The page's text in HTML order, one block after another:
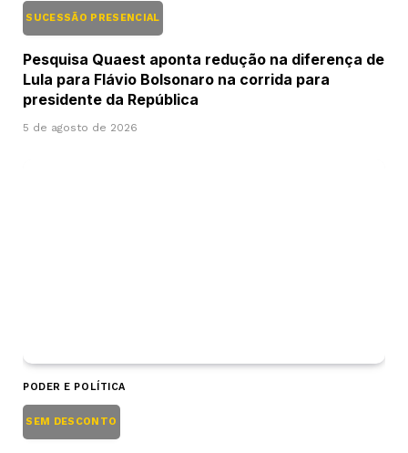
SUCESSÃO PRESENCIAL
Pesquisa Quaest aponta redução na diferença de
Lula para Flávio Bolsonaro na corrida para
presidente da República
5 de agosto de 2026
PODER E POLÍTICA
SEM DESCONTO